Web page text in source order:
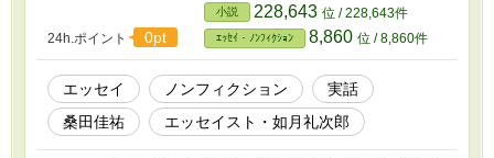
24h.ポイント 0pt
小説 228,643 位 / 228,643件
ｴｯｾｲ・ﾉﾝﾌｨｸｼｮﾝ 8,860 位 / 8,860件
エッセイ ノンフィクション
実話
桑田佳祐
エッセイスト・如月礼次郎